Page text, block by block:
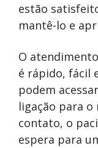
estão
mantê-lo e
O
é rápido, fácil
podem
ligação para o
contato, o
espera para